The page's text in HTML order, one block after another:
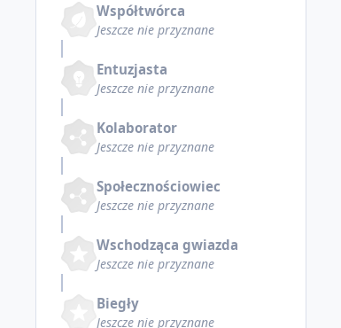
Współtwórca
Jeszcze nie przyznane
Entuzjasta
Jeszcze nie przyznane
Kolaborator
Jeszcze nie przyznane
Społecznościowiec
Jeszcze nie przyznane
Wschodząca gwiazda
Jeszcze nie przyznane
Biegły
Jeszcze nie przyznane